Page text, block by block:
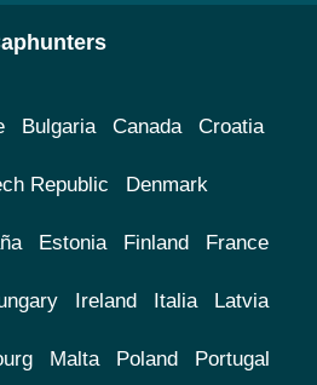
Bulgaria Canada Croatia
Republic Denmark
Estonia Finland France
Ireland Italia Latvia
Malta Poland Portugal